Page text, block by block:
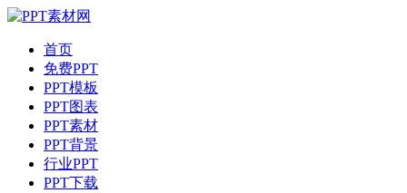
首页
免费PPT
PPT模板
PPT图表
PPT素材
PPT背景
行业PPT
PPT下载